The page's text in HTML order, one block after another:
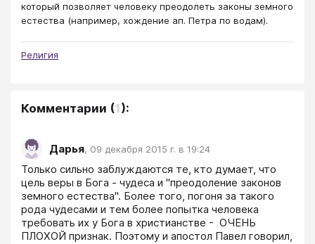
который позволяет человеку преодолеть законы земного
естества (например, хождение ап. Петра по водам).
Религия
Комментарии (1):
Дарья, 09 декабря 2015 г. в 19:24
Только сильно заблуждаются те, кто думает, что
цель веры в Бога - чудеса и "преодоление законов
земного естества". Более того, погоня за такого
рода чудесами и тем более попытка человека
требовать их у Бога в христианстве -  ОЧЕНЬ
ПЛОХОЙ признак. Поэтому и апостол Павел говорил,